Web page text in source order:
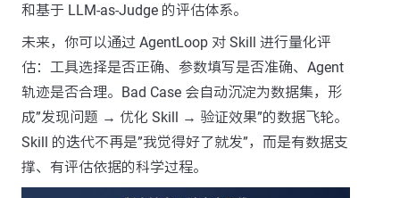
和基于 LLM-as-Judge 的评估体系。
未来，你可以通过 AgentLoop 对 Skill 进行量化评
估：工具选择是否正确、参数填写是否准确、Agent
轨迹是否合理。Bad Case 会自动沉淀为数据集，形
成”发现问题 → 优化 Skill → 验证效果”的数据飞轮。
Skill 的迭代不再是”我觉得好了就发”，而是有数据支
撑、有评估依据的科学过程。